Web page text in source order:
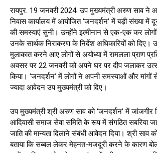
रायपुर. 19 जनवरी 2024. उप मुख्यमंत्री अरुण साव ने
निवास कार्यालय में आयोजित ‘जनदर्शन’ में बड़ी संख्या में
की समस्याएं सुनी। उन्होंने इत्मीनान से एक-एक कर
उनके सार्थक निराकरण के निर्देश अधिकारियों को दिए।
मुलाकात करने आए लोगों से अयोध्या में रामलला प्राण
अवसर पर 22 जनवरी को अपने घर पर दीप जलाकर
किया। ‘जनदर्शन’ में लोगों ने अपनी समस्याओं और
ज्यादा आवेदन उप मुख्यमंत्री को दिए।
उप मुख्यमंत्री श्री अरुण साव को ‘जनदर्शन’ में जांजगीर
आदिवासी समाज सेवा समिति के रूप में संगठित सबरिया
जाति की मान्यता दिलाने संबंधी आवेदन दिया। श्री साव
बताया कि सब्बल लेकर मेहनत-मजदूरी करने के कारण